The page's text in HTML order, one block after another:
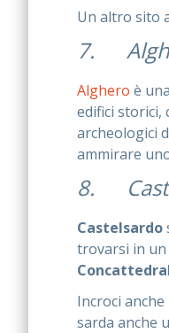
Un altro sito
7.
Alghero è
edifici storici,
archeologici
ammirare
8.
Castelsardo
trovarsi in un
Incroci anche
sarda anche